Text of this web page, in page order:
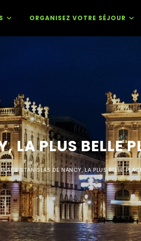
ORGANISEZ VOTRE SÉJOUR
LA PLUS BELLE
PLACE STANISLAS DE NANCY, LA PLUS BELLE